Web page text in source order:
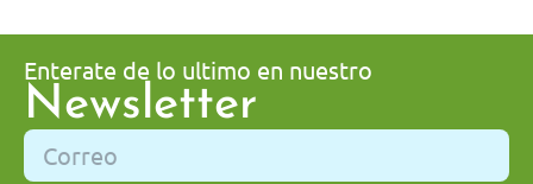
Enterate de lo ultimo en nuestro
Newsletter